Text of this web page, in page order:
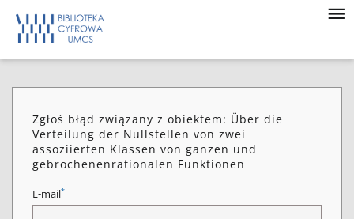
Zgłoś błąd związany z obiektem: Über die
Verteilung der Nullstellen von zwei
assoziierten Klassen von ganzen und
gebrochenenrationalen Funktionen
E-mail*